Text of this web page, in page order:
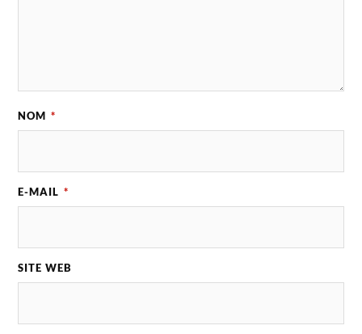
NOM *
E-MAIL *
SITE WEB